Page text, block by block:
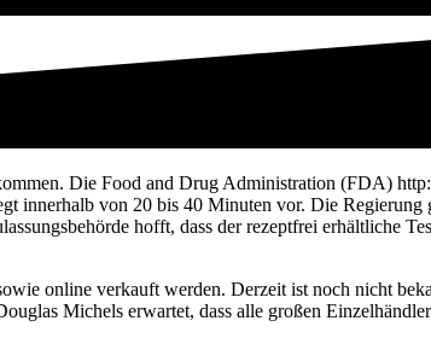
Die Food and Drug Administration (FDA)
innerhalb von 20 bis 40 Minuten vor. Die Regierung
hofft, dass der rezeptfrei erhältliche
online verkauft werden. Derzeit ist noch nicht
Michels erwartet, dass alle großen